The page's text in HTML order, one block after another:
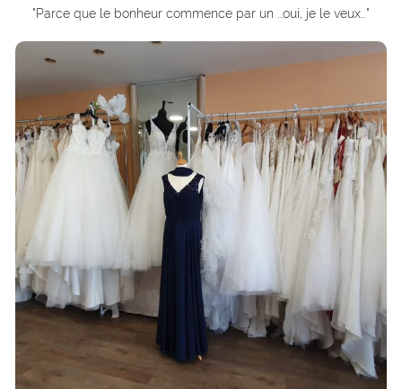
"Parce que le bonheur commence par un ...oui, je le veux…"